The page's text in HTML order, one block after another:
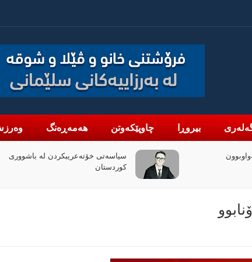
بیروڕا چاوپێکەوتن هەمەڕەنگ
سیاسەتی خۆتەعریبکردن لە باشووری
کوردستان